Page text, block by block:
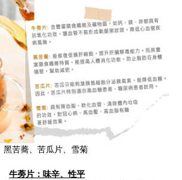
、黑苦蕎 、苦瓜片、雪菊
牛蒡片：味辛、性平